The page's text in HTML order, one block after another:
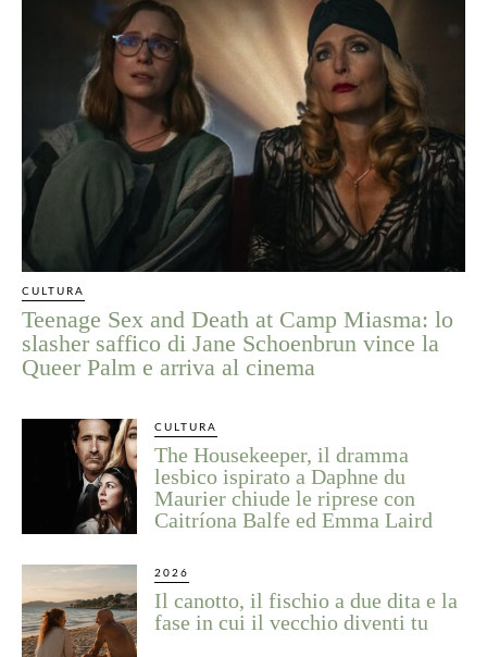
CULTURA
Teenage Sex and Death at Camp Miasma: lo
slasher saffico di Jane Schoenbrun vince la
Queer Palm e arriva al cinema
CULTURA
The Housekeeper, il dramma
lesbico ispirato a Daphne du
Maurier chiude le riprese con
Caitríona Balfe ed Emma Laird
2026
Il canotto, il fischio a due dita e la
fase in cui il vecchio diventi tu